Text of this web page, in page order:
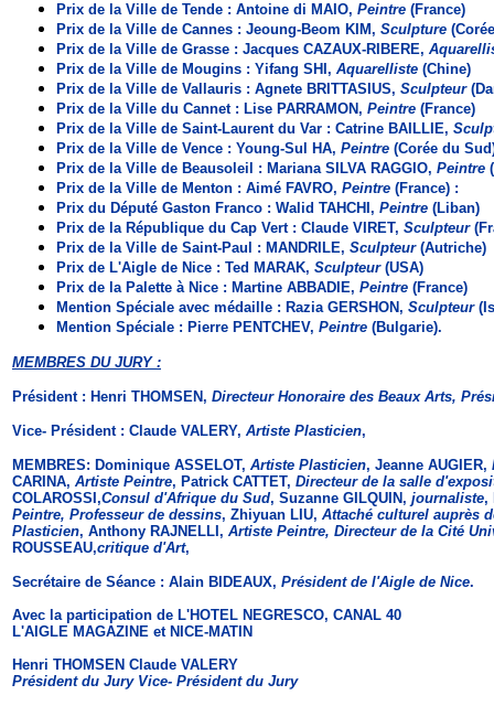
Prix de la Ville de Tende : Antoine di MAIO, Peintre (France)
Prix de la Ville de Cannes : Jeoung-Beom KIM, Sculpture
Prix de la Ville de Grasse : Jacques CAZAUX-RIBERE,
Prix de la Ville de Mougins : Yifang SHI, Aquarelliste (Chine)
Prix de la Ville de Vallauris : Agnete BRITTASIUS, Sculpteur
Prix de la Ville du Cannet : Lise PARRAMON, Peintre (France)
Prix de la Ville de Saint-Laurent du Var : Catrine BAILLIE,
Prix de la Ville de Vence : Young-Sul HA, Peintre (Corée du
Prix de la Ville de Beausoleil : Mariana SILVA RAGGIO, Peintre
Prix de la Ville de Menton : Aimé FAVRO, Peintre (France) :
Prix du Député Gaston Franco : Walid TAHCHI, Peintre (Liban)
Prix de la République du Cap Vert : Claude VIRET, Sculpteur
Prix de la Ville de Saint-Paul : MANDRILE, Sculpteur (Autriche)
Prix de L'Aigle de Nice : Ted MARAK, Sculpteur (USA)
Prix de la Palette à Nice : Martine ABBADIE, Peintre (France)
Mention Spéciale avec médaille : Razia GERSHON, Sculpteur
Mention Spéciale : Pierre PENTCHEV, Peintre (Bulgarie).
MEMBRES DU JURY :
Président : Henri THOMSEN, Directeur Honoraire des Beaux Arts,
Vice- Président : Claude VALERY, Artiste Plasticien,
MEMBRES: Dominique ASSELOT, Artiste Plasticien, Jeanne AUGIER,
CARINA, Artiste Peintre, Patrick CATTET, Directeur de la salle
COLAROSSI,Consul d'Afrique du Sud, Suzanne GILQUIN, journaliste,
Peintre, Professeur de dessins, Zhiyuan LIU, Attaché culturel auprès
Plasticien, Anthony RAJNELLI, Artiste Peintre, Directeur de la Cité
ROUSSEAU,critique d'Art,
Secrétaire de Séance : Alain BIDEAUX, Président de l'Aigle de Nice.
Avec la participation de L'HOTEL NEGRESCO, CANAL 40
L'AIGLE MAGAZINE et NICE-MATIN
Henri THOMSEN Claude VALERY
Président du Jury Vice- Président du Jury